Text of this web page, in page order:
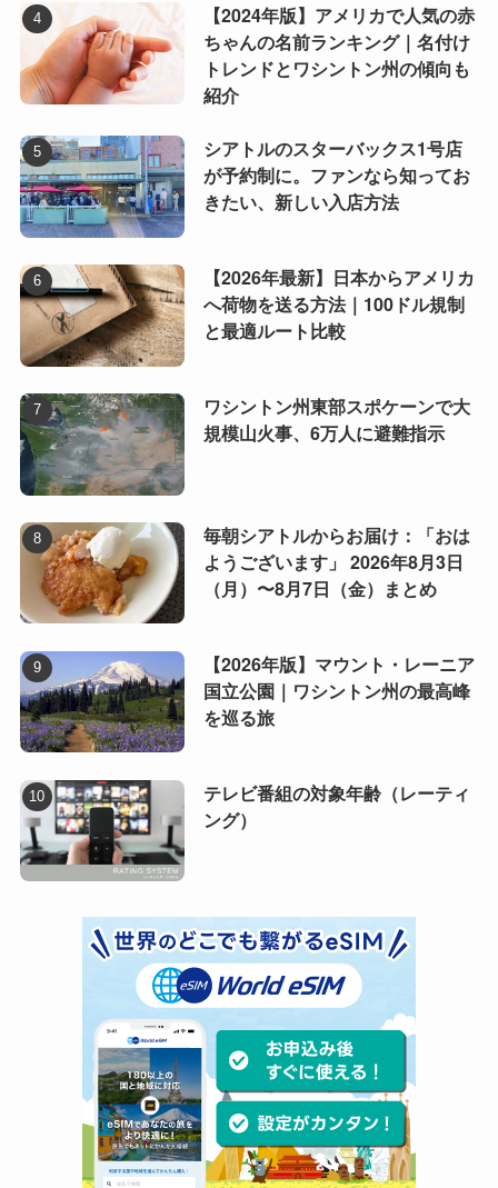
【2024年版】アメリカで人気の赤
ちゃんの名前ランキング｜名付け
トレンドとワシントン州の傾向も
紹介
シアトルのスターバックス1号店
が予約制に。ファンなら知ってお
きたい、新しい入店方法
【2026年最新】日本からアメリカ
へ荷物を送る方法｜100ドル規制
と最適ルート比較
ワシントン州東部スポケーンで大
規模山火事、6万人に避難指示
毎朝シアトルからお届け：「おは
ようございます」 2026年8月3日
（月）〜8月7日（金）まとめ
【2026年版】マウント・レーニア
国立公園｜ワシントン州の最高峰
を巡る旅
テレビ番組の対象年齢（レーティ
ング）